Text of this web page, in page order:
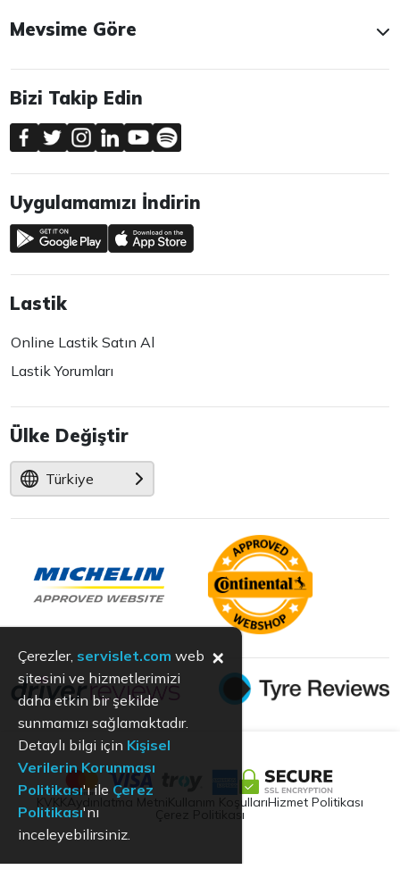
Mevsime Göre
Bizi Takip Edin
Uygulamamızı İndirin
Lastik
Online Lastik Satın Al
Lastik Yorumları
Ülke Değiştir
Türkiye
Aydınlatma Metni Kullanım KoşullarıHizmet Politikası
Çerez Politikası
Çerezler, servislet.com web
sitesini ve hizmetlerimizi
daha etkin bir şekilde
sunmamızı sağlamaktadır.
Detaylı bilgi için Kişisel
Verilerin Korunması
Politikası'ı ile Çerez
Politikası'nı
inceleyebilirsiniz.
×